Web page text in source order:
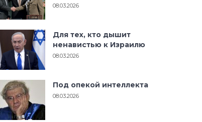
08.03.2026
Для тех, кто дышит
ненавистью к Израилю
08.03.2026
Под опекой интеллекта
08.03.2026